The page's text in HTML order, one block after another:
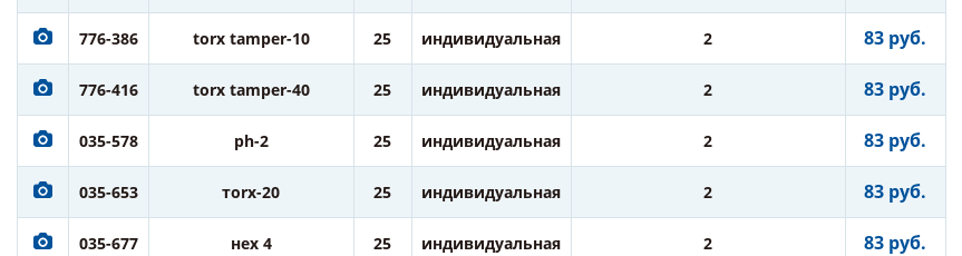
776-386 torx tamper-10 25 индивидуальная 2 83 руб.
776-416 torx tamper-40 25 индивидуальная 2 83 руб.
035-578 ph-2 25 индивидуальная 2 83 руб.
035-653 тorx-20 25 индивидуальная 2 83 руб.
035-677 нех 4 25 индивидуальная 2 83 руб.